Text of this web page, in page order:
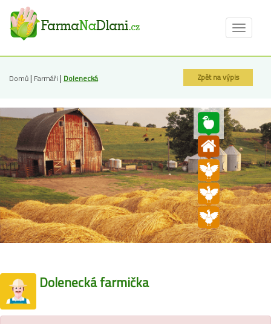
Toggle
Domů| Farmáři | Dolenecká
farmička
Zpět na výpis
Dolenecká farmička